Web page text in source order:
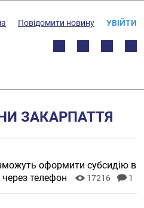
Повідомити новину УВІЙТИ
ЗАКАРПАТТЯ
оформити субсидію в
через телефон
17216 1